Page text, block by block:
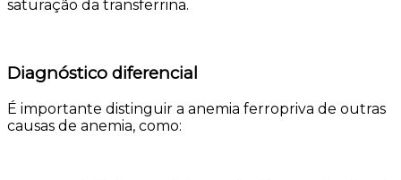
saturação da transferrina.
Diagnóstico diferencial
É importante distinguir a anemia ferropriva de outras
causas de anemia, como: